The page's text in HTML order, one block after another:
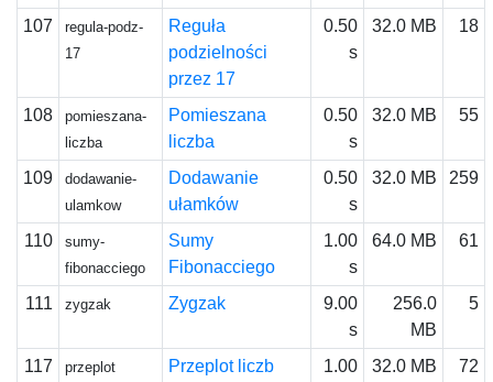
107
regula-podz-
17
Reguła
podzielności
przez 17
0.50
s
32.0 MB 18
108
pomieszana-
liczba
Pomieszana
liczba
0.50
s
32.0 MB 55
109
dodawanie-
ulamkow
Dodawanie
ułamków
0.50
s
32.0 MB 259
110
sumy-
fibonacciego
Sumy
Fibonacciego
1.00
s
64.0 MB 61
111 zygzak Zygzak
9.00
s
256.0
MB
5
117 przeplot Przeplot liczb
1.00
32.0 MB 72